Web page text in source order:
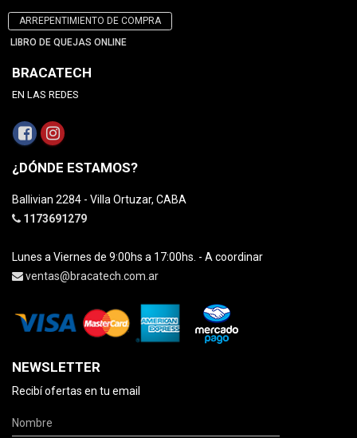
ARREPENTIMIENTO DE COMPRA
LIBRO DE QUEJAS ONLINE
BRACATECH
EN LAS REDES
¿DÓNDE ESTAMOS?
Ballivian 2284 - Villa Ortuzar, CABA
1173691279
Lunes a Viernes de 9:00hs a 17:00hs. - A coordinar
ventas@bracatech.com.ar
NEWSLETTER
Recibí ofertas en tu email